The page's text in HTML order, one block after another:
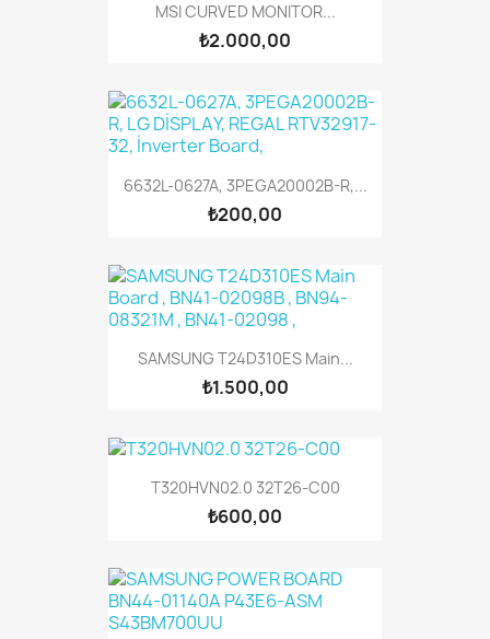
MSI CURVED MONITOR...
₺2.000,00
6632L-0627A, 3PEGA20002B-R,...
₺200,00
SAMSUNG T24D310ES Main...
₺1.500,00
T320HVN02.0 32T26-C00
₺600,00